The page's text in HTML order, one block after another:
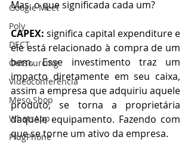
Google Meet
Poly
DECT
Outsourcing
Videoconferência
Meso Shop
WhatsApp
PlugPhone
Mas, o que significada cada um?
CAPEX: significa capital expenditure e
ele está relacionado à compra de um
bem. Esse investimento traz um
impacto diretamente em seu caixa,
assim a empresa que adquiriu aquele
produto, se torna a proprietária
daquele equipamento. Fazendo com
que se torne um ativo da empresa.